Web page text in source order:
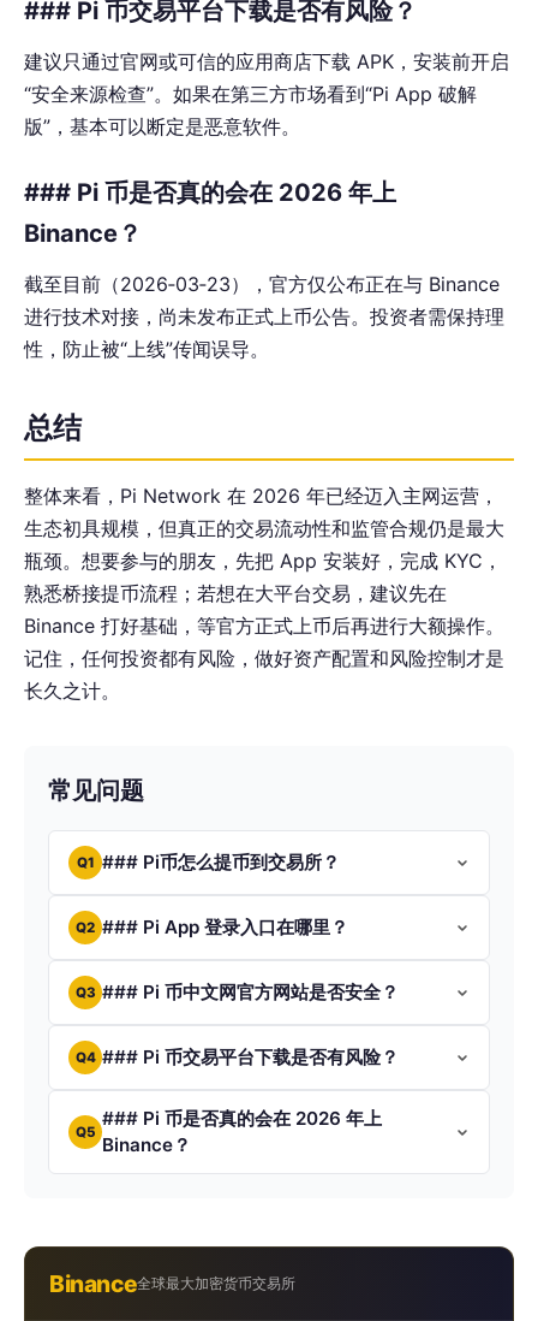
### Pi 币交易平台下载是否有风险？
建议只通过官网或可信的应用商店下载 APK，安装前开启
“安全来源检查”。如果在第三方市场看到“Pi App 破解
版”，基本可以断定是恶意软件。
### Pi 币是否真的会在 2026 年上
Binance？
截至目前（2026‑03‑23），官方仅公布正在与 Binance
进行技术对接，尚未发布正式上币公告。投资者需保持理
性，防止被“上线”传闻误导。
总结
整体来看，Pi Network 在 2026 年已经迈入主网运营，
生态初具规模，但真正的交易流动性和监管合规仍是最大
瓶颈。想要参与的朋友，先把 App 安装好，完成 KYC，
熟悉桥接提币流程；若想在大平台交易，建议先在
Binance 打好基础，等官方正式上币后再进行大额操作。
记住，任何投资都有风险，做好资产配置和风险控制才是
长久之计。
常见问题
Q1 ### Pi币怎么提币到交易所？
Q2 ### Pi App 登录入口在哪里？
Q3 ### Pi 币中文网官方网站是否安全？
Q4 ### Pi 币交易平台下载是否有风险？
Q5
### Pi 币是否真的会在 2026 年上
Binance？
Binance全球最大加密货币交易所